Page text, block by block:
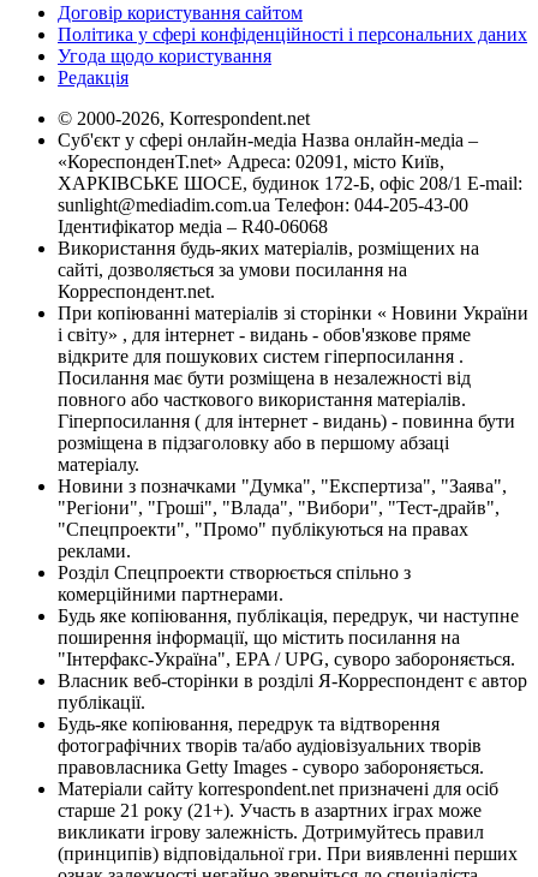
Договір користування сайтом
Політика у сфері конфіденційності і персональних даних
Угода щодо користування
Редакція
© 2000-2026, Korrespondent.net
Суб'єкт у сфері онлайн-медіа Назва онлайн-медіа –
«КореспонденТ.net» Адреса: 02091, місто Київ,
ХАРКІВСЬКЕ ШОСЕ, будинок 172-Б, офіс 208/1 E-mail:
sunlight@mediadim.com.ua Телефон: 044-205-43-00
Ідентифікатор медіа – R40-06068
Використання будь-яких матеріалів, розміщених на
сайті, дозволяється за умови посилання на
Корреспондент.net.
При копіюванні матеріалів зі сторінки « Новини України
і світу» , для інтернет - видань - обов'язкове пряме
відкрите для пошукових систем гіперпосилання .
Посилання має бути розміщена в незалежності від
повного або часткового використання матеріалів.
Гіперпосилання ( для інтернет - видань) - повинна бути
розміщена в підзаголовку або в першому абзаці
матеріалу.
Новини з позначками "Думка", "Експертиза", "Заява",
"Регіони", "Гроші", "Влада", "Вибори", "Тест-драйв",
"Спецпроекти", "Промо" публікуються на правах
реклами.
Розділ Спецпроекти створюється спільно з
комерційними партнерами.
Будь яке копіювання, публікація, передрук, чи наступне
поширення інформації, що містить посилання на
"Інтерфакс-Україна", EPA / UPG, суворо забороняється.
Власник веб-сторінки в розділі Я-Корреспондент є автор
публікації.
Будь-яке копіювання, передрук та відтворення
фотографічних творів та/або аудіовізуальних творів
правовласника Getty Images - суворо забороняється.
Матеріали сайту korrespondent.net призначені для осіб
старше 21 року (21+). Участь в азартних іграх може
викликати ігрову залежність. Дотримуйтесь правил
(принципів) відповідальної гри. При виявленні перших